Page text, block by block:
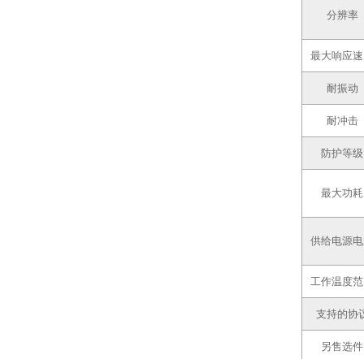
分辨率
最大响应
耐振动
耐冲击
防护等级
最大功耗
供给电源
工作温度
支持的协
另售选件